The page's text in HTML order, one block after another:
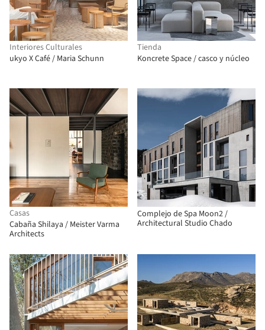
Interiores Culturales
ukyo X Café / Maria Schunn
Tienda
Koncrete Space / casco y núcleo
Casas
Cabaña Shilaya / Meister Varma
Architects
Complejo de Spa Moon2 /
Architectural Studio Chado